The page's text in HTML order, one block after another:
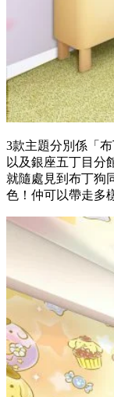
3款主題分別係「
以及銀座五丁目分
就隨處見到布丁狗
色！仲可以帶走多